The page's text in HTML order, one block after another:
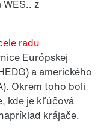
z
radu
Európskej
a amerického
Okrem toho boli
kde je kľúčová
krájače.